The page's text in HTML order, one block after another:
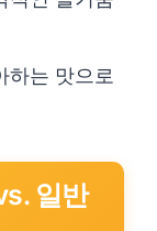
하는 맛으로
일반